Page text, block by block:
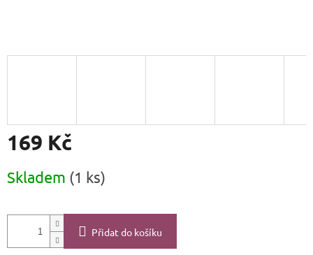
169 Kč
cena:
Skladem (1 ks)
Přidat do košíku